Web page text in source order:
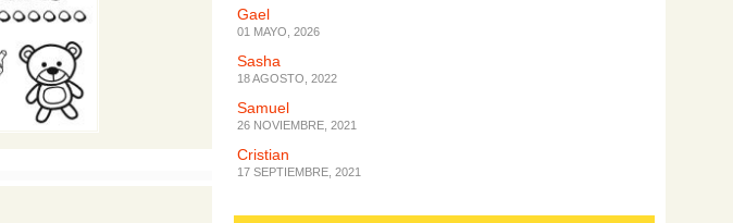
Gael
01 MAYO, 2026
Sasha
18 AGOSTO, 2022
Samuel
26 NOVIEMBRE, 2021
Cristian
17 SEPTIEMBRE, 2021